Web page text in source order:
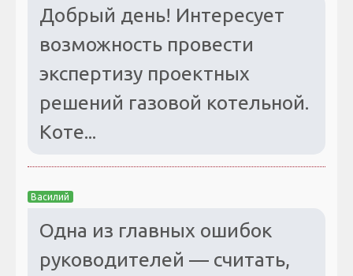
Добрый день! Интересует
возможность провести
экспертизу проектных
решений газовой котельной.
Коте...
Василий
Одна из главных ошибок
руководителей — считать,